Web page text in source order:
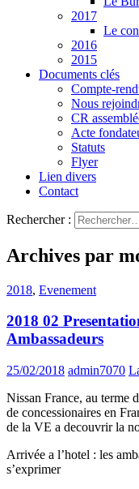
2017
Le
2016
2015
Documents clés
Compte-
Nous
CR
Acte
Statuts
Flyer
Lien divers
Contact
Rechercher :
Archives par
2018, Evenement
2018 02
Ambassadeurs
25/02/2018 admin7070
Nissan France, au terme
de concessionaires en
de la VE a decouvrir la
Arrivée a l’hotel : les
s’exprimer